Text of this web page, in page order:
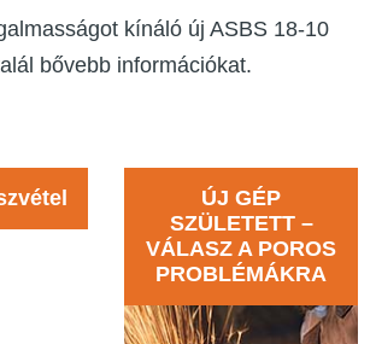
kínáló új ASBS 18-10
bővebb információkat.
ÚJ GÉP
SZÜLETETT –
VÁLASZ A POROS
PROBLÉMÁKRA